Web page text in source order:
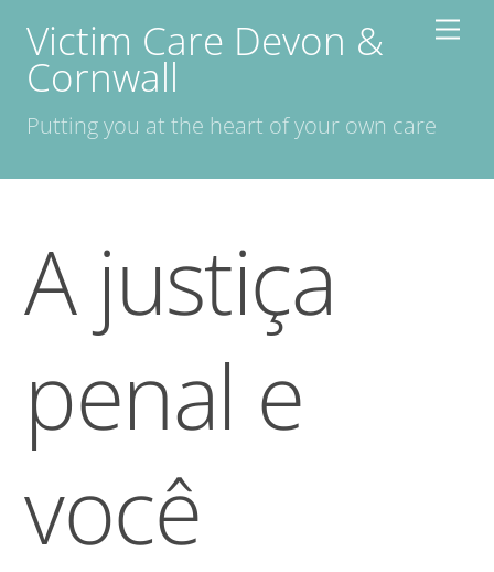
content
Victim Care Devon &
Cornwall
Putting you at the heart of your own care
A justiça
penal e
você